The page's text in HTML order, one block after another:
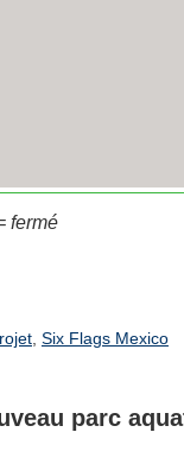
fermé
, Six Flags Mexico
parc